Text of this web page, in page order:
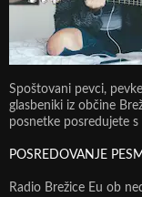
Spoštovani pevci,
glasbeniki iz občine
posnetke posredujete
POSREDOVANJE PESMI
Radio Brežice Eu ob